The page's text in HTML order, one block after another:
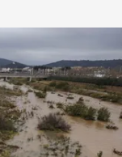
cercanas al